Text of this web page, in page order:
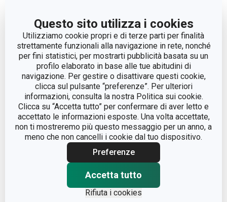
Questo sito utilizza i cookies
Utilizziamo cookie propri e di terze parti per finalità
strettamente funzionali alla navigazione in rete, nonché
per fini statistici, per mostrarti pubblicità basata su un
profilo elaborato in base alle tue abitudini di
navigazione. Per gestire o disattivare questi cookie,
clicca sul pulsante “preferenze”. Per ulteriori
informazioni, consulta la nostra Politica sui cookie.
Clicca su “Accetta tutto” per confermare di aver letto e
accettato le informazioni esposte. Una volta accettate,
non ti mostreremo più questo messaggio per un anno, a
meno che non cancelli i cookie dal tuo dispositivo.
Preferenze
Accetta tutto
Rifiuta i cookies
LINEA DI PRODOTTO PRESIDENT
MATERIALE
plastica, acciaio
inossidabile, vetro
borosilicato
TIPO cuoci zuppe
TIPO DI
dalla rete elettrica